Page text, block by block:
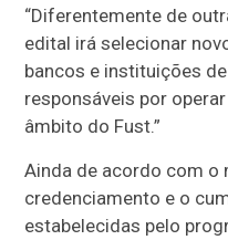
“Diferentemente de
edital irá selecionar
bancos e instituições
responsáveis por
âmbito do Fust.”
Ainda de acordo com o
credenciamento e o
estabelecidas pelo